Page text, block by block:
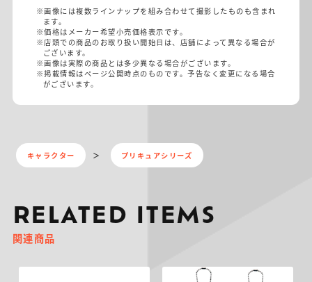
※画像には複数ラインナップを組み合わせて撮影したものも含まれ
ます。
※価格はメーカー希望小売価格表示です。
※店頭での商品のお取り扱い開始日は、店舗によって異なる場合が
ございます。
※画像は実際の商品とは多少異なる場合がございます。
※掲載情報はページ公開時点のものです。予告なく変更になる場合
がございます。
キャラクター プリキュアシリーズ
RELATED ITEMS
関連商品